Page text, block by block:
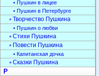
• Пушкин в лицее
• Пушкин в Петербурге
▫ Творчество Пушкина
• Пушкин о любви
▫ Стихи Пушкина
▫ Повести Пушкина
• Капитанская дочка
▫ Сказки Пушкина
Р